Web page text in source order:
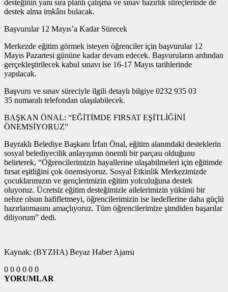
desteğinin yanı sıra planlı çalışma ve sınav hazırlık süreçlerinde de
destek alma imkânı bulacak.
Başvurular 12 Mayıs’a Kadar Sürecek
Merkezde eğitim görmek isteyen öğrenciler için başvurular 12
Mayıs Pazartesi gününe kadar devam edecek. Başvuruların ardından
gerçekleştirilecek kabul sınavı ise 16-17 Mayıs tarihlerinde
yapılacak.
Başvuru ve sınav süreciyle ilgili detaylı bilgiye 0232 935 03
35 numaralı telefondan ulaşılabilecek.
BAŞKAN ÖNAL: “EĞİTİMDE FIRSAT EŞİTLİĞİNİ
ÖNEMSİYORUZ”
Bayraklı Belediye Başkanı İrfan Önal, eğitim alanındaki desteklerin
sosyal belediyecilik anlayışının önemli bir parçası olduğunu
belirterek, “Öğrencilerimizin hayallerine ulaşabilmeleri için eğitimde
fırsat eşitliğini çok önemsiyoruz. Sosyal Etkinlik Merkezimizde
çocuklarımızın ve gençlerimizin eğitim yolculuğuna destek
oluyoruz. Ücretsiz eğitim desteğimizle ailelerimizin yükünü bir
nebze olsun hafifletmeyi, öğrencilerimizin ise hedeflerine daha güçlü
hazırlanmasını amaçlıyoruz. Tüm öğrencilerimize şimdiden başarılar
diliyorum” dedi.
Kaynak: (BYZHA) Beyaz Haber Ajansı
0 0 0 0 0 0
YORUMLAR